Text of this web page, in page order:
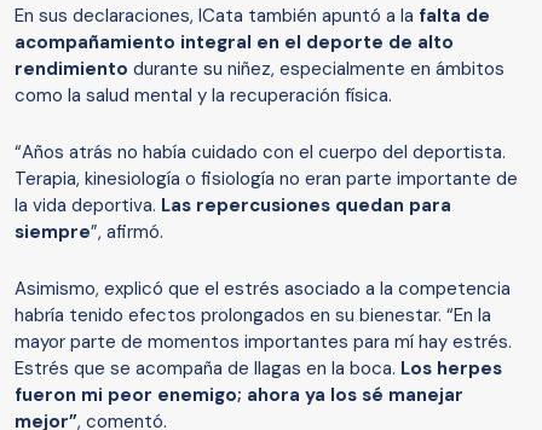
En sus declaraciones, ICata también apuntó a la falta de
acompañamiento integral en el deporte de alto
rendimiento durante su niñez, especialmente en ámbitos
como la salud mental y la recuperación física.
“Años atrás no había cuidado con el cuerpo del deportista.
Terapia, kinesiología o fisiología no eran parte importante de
la vida deportiva. Las repercusiones quedan para
siempre”, afirmó.
Asimismo, explicó que el estrés asociado a la competencia
habría tenido efectos prolongados en su bienestar. “En la
mayor parte de momentos importantes para mí hay estrés.
Estrés que se acompaña de llagas en la boca. Los herpes
fueron mi peor enemigo; ahora ya los sé manejar
mejor”, comentó.